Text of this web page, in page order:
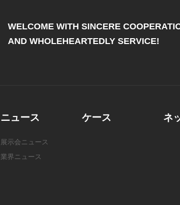
WELCOME WITH SINCERE
AND WHOLEHEARTEDLY SERVICE!
ニュース
展示会ニュース
業界ニュース
ケース ネ